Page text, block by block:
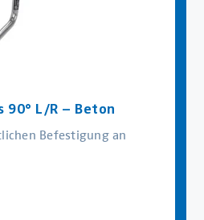
90° L/R – Beton
Befestigung an